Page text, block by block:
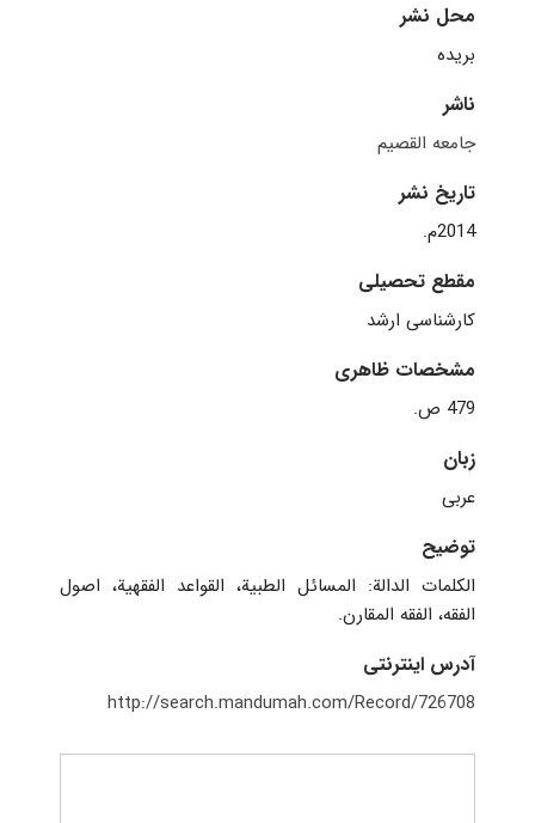
محل نشر
بریده
ناشر
جامعه القصیم
تاریخ نشر
2014م.
مقطع تحصیلی
کارشناسی ارشد
مشخصات ظاهری
479 ص.
زبان
عربی
توضیح
الکلمات الدالة: المسائل الطبیة، القواعد الفقهیة، اصول
الفقه، الفقه المقارن.
آدرس اینترنتی
http://search.mandumah.com/Record/726708